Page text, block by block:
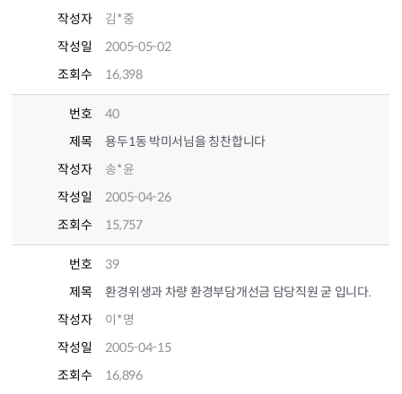
작성자
김*중
작성일
2005-05-02
조회수
16,398
번호
40
제목
용두1동 박미서님을 칭찬합니다
작성자
송*윤
작성일
2005-04-26
조회수
15,757
번호
39
제목
환경위생과 차량 환경부담개선금 담당직원 굳 입니다.
작성자
이*명
작성일
2005-04-15
조회수
16,896